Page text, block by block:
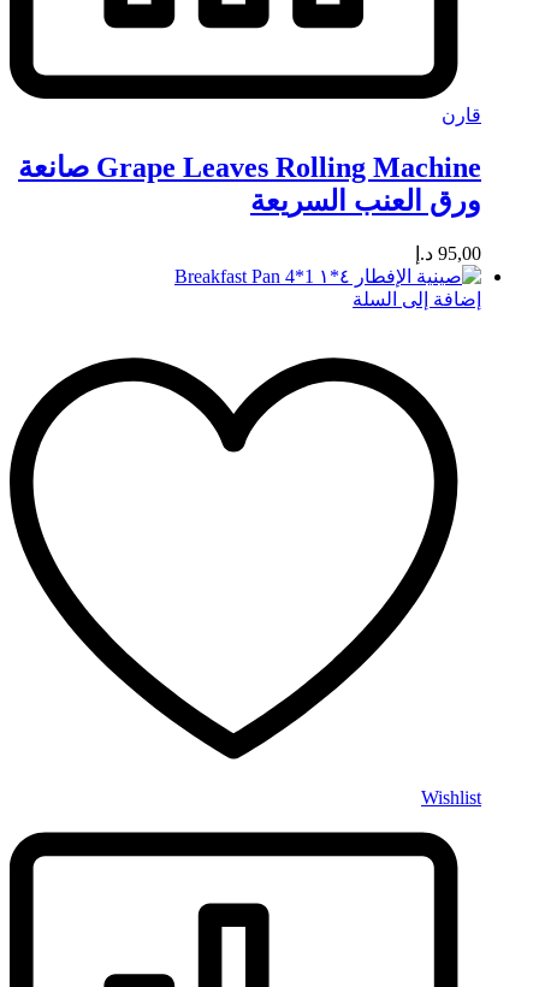
قارن
Grape Leaves Rolling Machine صانعة
ورق العنب السريعة
95,00 د.إ
إضافة إلى السلة
Wishlist